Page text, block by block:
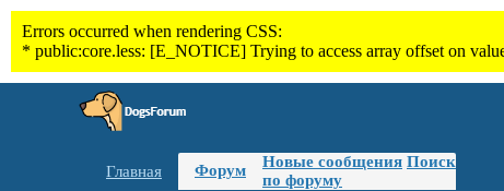
Главная Форум Новые сообщения Поиск
по форуму